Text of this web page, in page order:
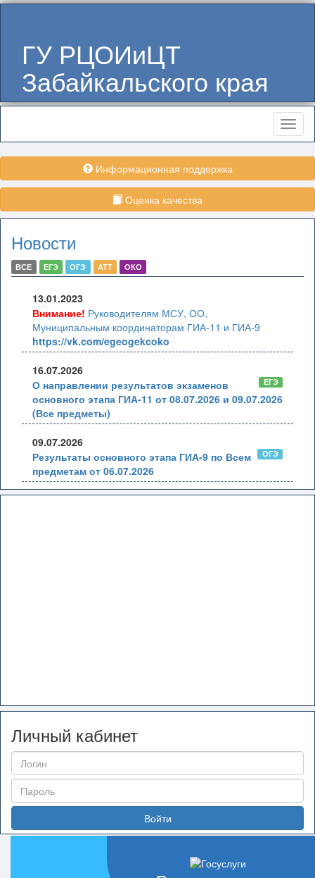
ГУ РЦОИиЦТ
Забайкальского края
Меню
Информационная поддержка
Оценка качества
Новости
ВСЕ ЕГЭ ОГЭ АТТ ОКО
13.01.2023
Внимание! Руководителям МСУ, ОО,
Муниципальным координаторам ГИА-11 и ГИА-9
https://vk.com/egeogekcoko
16.07.2026
ЕГЭ
О направлении результатов экзаменов
основного этапа ГИА-11 от 08.07.2026 и 09.07.2026
(Все предметы)
09.07.2026
ОГЭ
Результаты основного этапа ГИА-9 по Всем
предметам от 06.07.2026
Личный кабинет
Войти